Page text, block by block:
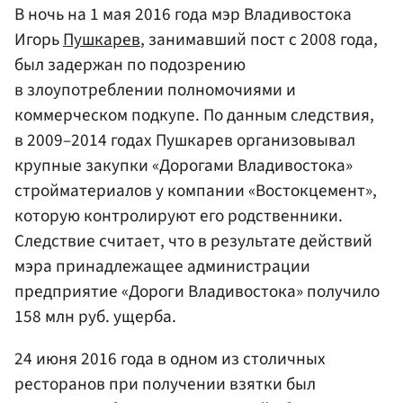
В ночь на 1 мая 2016 года мэр Владивостока
ИгорьПушкарев, занимавший пост с 2008 года,
был задержан по подозрению
в злоупотреблении полномочиями и
коммерческом подкупе. По данным следствия,
в 2009–2014 годах Пушкарев организовывал
крупные закупки «Дорогами Владивостока»
стройматериалов у компании «Востокцемент»,
которую контролируют его родственники.
Следствие считает, что в результате действий
мэра принадлежащее администрации
предприятие «Дороги Владивостока» получило
158 млн руб. ущерба.
24 июня 2016 года в одном из столичных
ресторанов при получении взятки был